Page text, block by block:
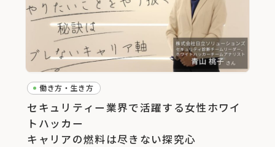
働き方・生き方
セキュリティー業界で活躍する女性ホワイ
トハッカー
キャリアの燃料は尽きない探究心